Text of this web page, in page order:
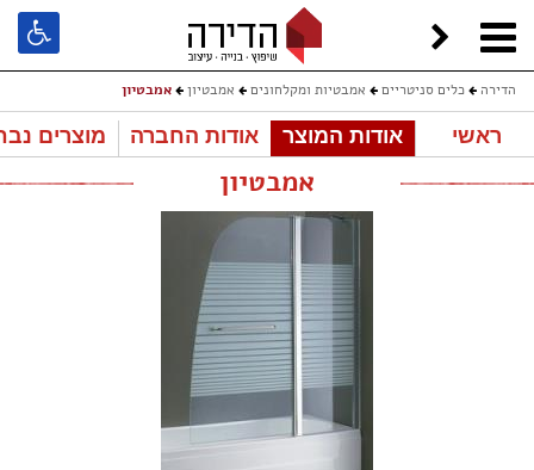
הדירה כלים סניטריים אמבטיות ומקלחונים אמבטיון אמבטיון
ראשי אודות המוצר אודות החברה מוצרים
אמבטיון